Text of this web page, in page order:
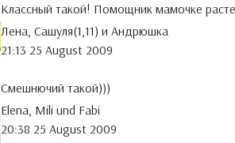
Классный такой! Помощник мамочке
Лена, Сашуля(1,11) и Андрюшка
21:13 25 August 2009
Смешнючий такой)))
Elena, Mili und Fabi
20:38 25 August 2009